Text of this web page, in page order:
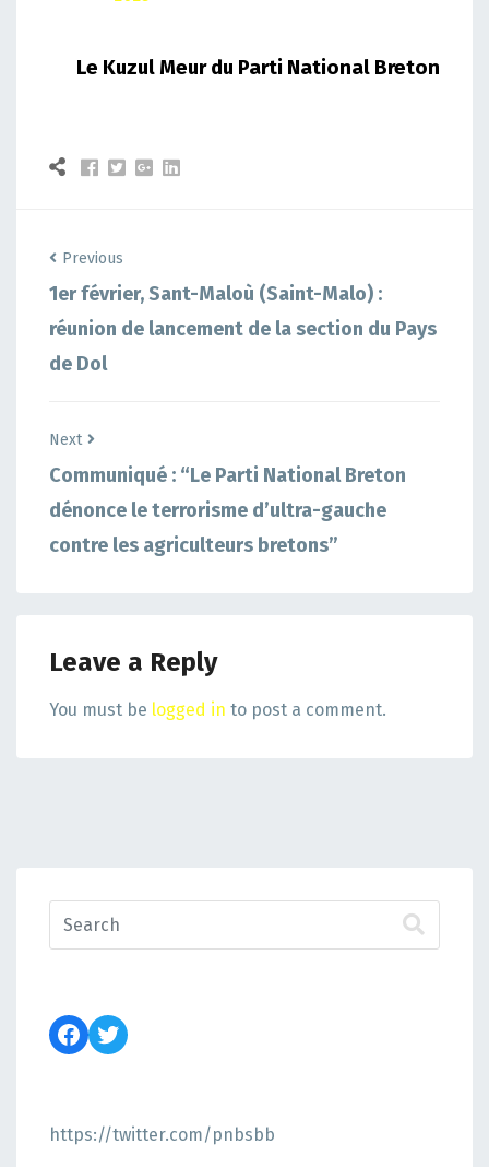
Le Kuzul Meur du Parti National Breton
Previous
1er février, Sant-Maloù (Saint-Malo) :
réunion de lancement de la section du Pays
de Dol
Next
Communiqué : “Le Parti National Breton
dénonce le terrorisme d’ultra-gauche
contre les agriculteurs bretons”
Leave a Reply
You must be logged in to post a comment.
https://twitter.com/pnbsbb